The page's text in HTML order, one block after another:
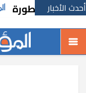
أحدث الأخبار
المطورة